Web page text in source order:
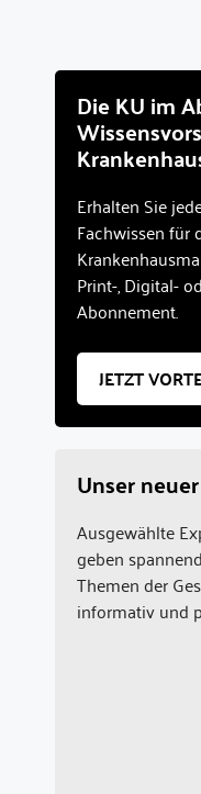
Die KU im
Erhalten Sie
Fachwissen für
Print-, Digital-
Abonnement.
JETZT
Unser
Ausgewählte
geben
Themen der
informativ und